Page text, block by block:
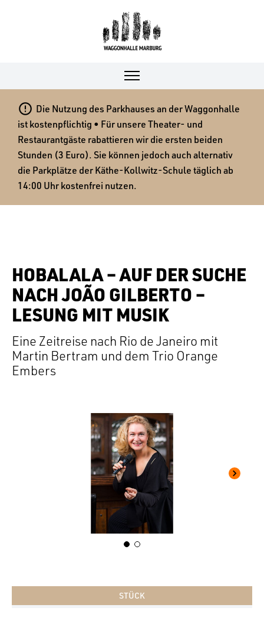
 Die Nutzung des Parkhauses an der Waggonhalle
ist kostenpflichtig • Für unsere Theater- und
Restaurantgäste rabattieren wir die ersten beiden
Stunden (3 Euro). Sie können jedoch auch alternativ
die Parkplätze der Käthe-Kollwitz-Schule täglich ab
14:00 Uhr kostenfrei nutzen.
HOBALALA – AUF DER SUCHE
NACH JOÃO GILBERTO –
LESUNG MIT MUSIK
Eine Zeitreise nach Rio de Janeiro mit
Martin Bertram und dem Trio Orange
Embers
STÜCK